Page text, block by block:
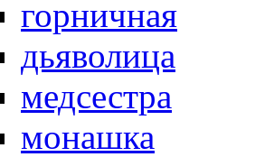
горничная
дьяволица
медсестра
монашка